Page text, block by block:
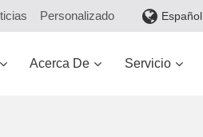
Personalizado Español
Acerca De Servicio